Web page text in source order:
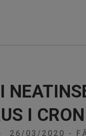
I
26/03/2020 -